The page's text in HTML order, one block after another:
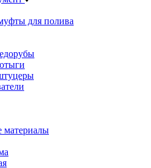
для полива
материалы